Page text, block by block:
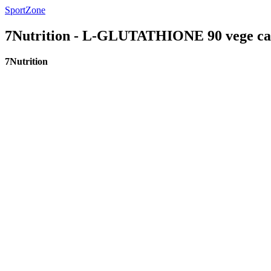
SportZone
7Nutrition - L-GLUTATHIONE 90 vege
7Nutrition